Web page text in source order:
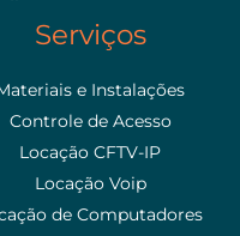
Serviços
e Instalações
Controle de Acesso
Locação CFTV-IP
Locação Voip
de Computadores